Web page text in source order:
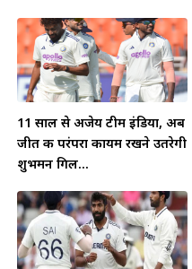
11 साल से अजेय टीम इंडिया, अब
जीत की परंपरा कायम रखने उतरेगी
शुभमन गिल...